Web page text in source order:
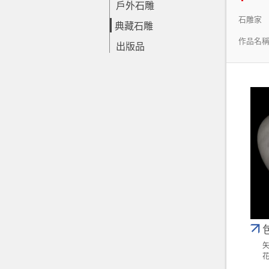
戶外石雕
典藏石雕
出版品
石雕家
作品名稱